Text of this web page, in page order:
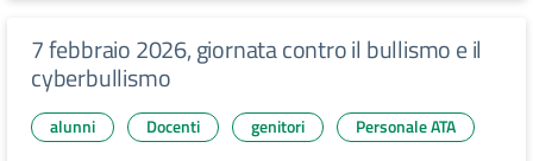
7 febbraio 2026, giornata contro il bullismo e il
cyberbullismo
alunni Docenti genitori Personale ATA